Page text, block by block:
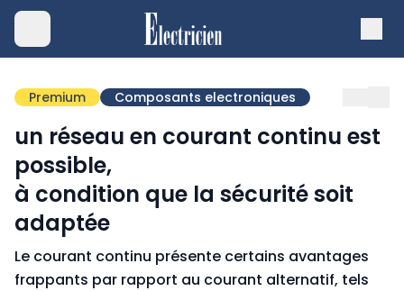
Premium Composants electroniques
un réseau en courant continu est
possible,
à condition que la sécurité soit
adaptée
Le courant continu présente certains avantages
frappants par rapport au courant alternatif, tels